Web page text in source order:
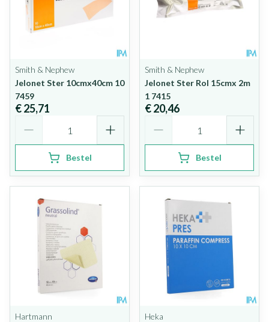
Smith & Nephew
Jelonet Ster 10cmx40cm 10
7459
€ 25,71
Bestel
Smith & Nephew
Jelonet Ster Rol 15cmx 2m
1 7415
€ 20,46
Bestel
Hartmann
Heka